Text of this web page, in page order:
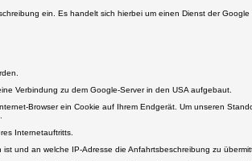
ein. Es handelt sich hierbei um einen Dienst der
Verbindung zu dem Google-Server in den USA aufgebaut.
Browser ein Cookie auf Ihrem Endgerät. Um unseren
Internetauftritts.
und an welche IP-Adresse die Anfahrtsbeschreibung zu